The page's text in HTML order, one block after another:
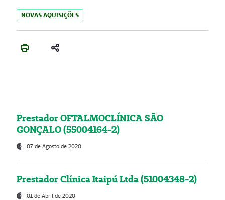
NOVAS AQUISIÇÕES
Prestador OFTALMOCLÍNICA SÃO
GONÇALO (55004164-2)
07 de Agosto de 2020
Prestador Clínica Itaipú Ltda (51004348-2)
01 de Abril de 2020